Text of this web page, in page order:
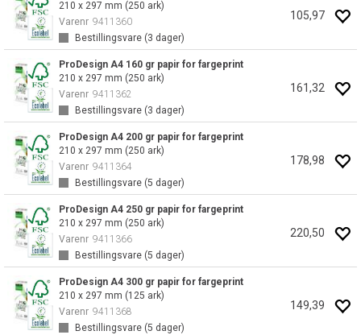
210 x 297 mm (250 ark)
Varenr 9411360
Bestillingsvare (3 dager)
105,97
ProDesign A4 160 gr papir for fargeprint
210 x 297 mm (250 ark)
Varenr 9411362
Bestillingsvare (3 dager)
161,32
ProDesign A4 200 gr papir for fargeprint
210 x 297 mm (250 ark)
Varenr 9411364
Bestillingsvare (5 dager)
178,98
ProDesign A4 250 gr papir for fargeprint
210 x 297 mm (250 ark)
Varenr 9411366
Bestillingsvare (5 dager)
220,50
ProDesign A4 300 gr papir for fargeprint
210 x 297 mm (125 ark)
Varenr 9411368
Bestillingsvare (5 dager)
149,39